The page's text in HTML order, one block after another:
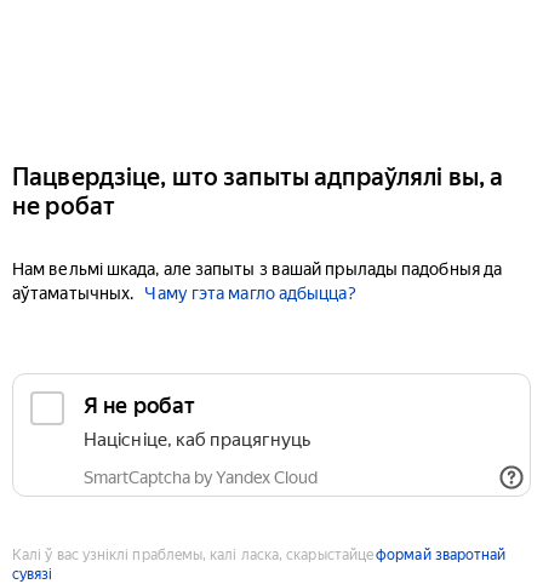
Пацвердзіце, што запыты адпраўлялі вы, а
не робат
Нам вельмі шкада, але запыты з вашай прылады падобныя да
аўтаматычных.
Чаму гэта магло адбыцца?
Я не робат
Націсніце, каб працягнуць
SmartCaptcha by Yandex Cloud
Калі ў вас узніклі праблемы, калі ласка, скарыстайцеформай зваротнай
сувязі